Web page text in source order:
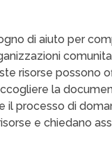
di aiuto per
risorse possono
la
il processo di
e chiedano